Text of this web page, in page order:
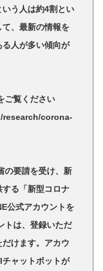
う人は約4割とい
、最新の情報を
人が多い傾向が
ご覧ください
corona-
の要請を受け、新
る「新型コロナ
公式アカウントを
トは、登録いただ
けます。アカウ
ャットボットが